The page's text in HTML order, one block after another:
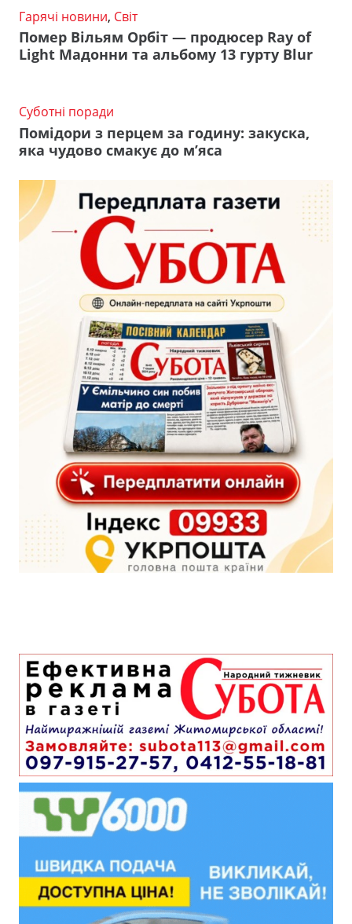
Гарячі новини, Світ
Помер Вільям Орбіт — продюсер Ray of
Light Мадонни та альбому 13 гурту Blur
Суботні поради
Помідори з перцем за годину: закуска,
яка чудово смакує до м’яса